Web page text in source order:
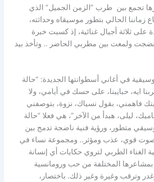
تجمع بين طرب “الزمن الجميل” الذي
زماننا الحالي بتطور موسيقاه وحداثته،
على ثلاثة أجيال غنائية، إذ كسبت خبرة
ولمعت بين مطربي الحاضر .. وتأخذ بيد
في أغاني أسطوانتها الجديدة: “حالة
ايه، حبايبنا، على حسك في أيامي، ولا
فاهمني، بقول نسياك، نزوة، بتوصفني
ليلى، هبدأ من الآخر”، هي فعلا “حالة
متطور، ورؤية فنية ناضجة تدمج بين
وصوت قوي، عذب ومؤثر.. ومجموعة نساء في
الغناء الطربي لتروي حكايات أي إنسانة
المختلفة من حب ورومانسية
وترقب وغيرة وغير ذلك. باختصار،